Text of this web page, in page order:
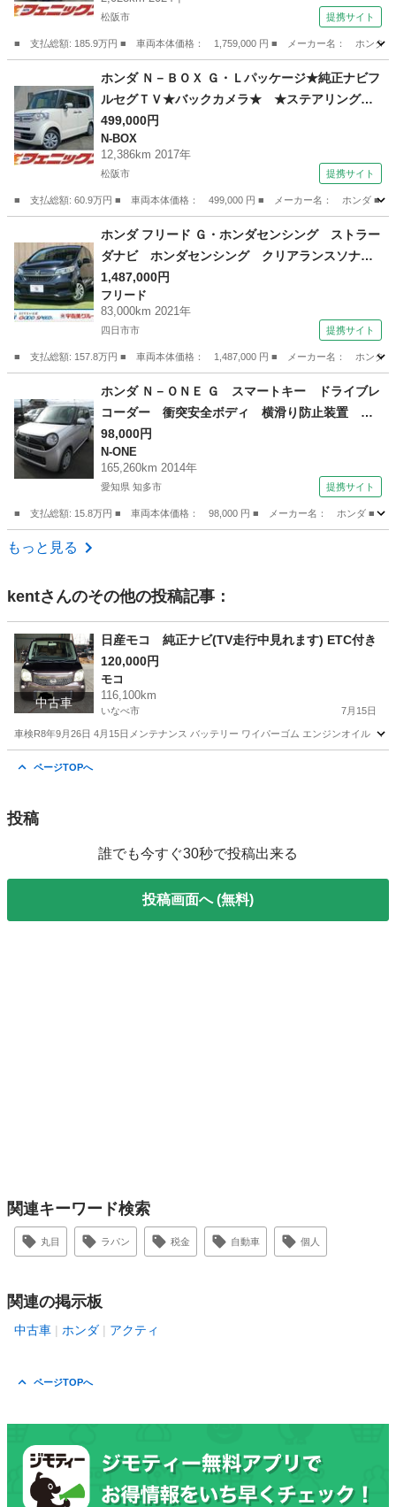
ーキ★車線逸脱警報★ステアリングリモコン★ス
マートキー★プッシュスタート★電格ミラー★
（検8.10）
松阪市 提携サイト
■ 支払総額: 185.9万円 ■ 車両本体価格： 1,759,000 円 ■ メーカー名： ホン
ホンダ
ホンダ Ｎ－ＢＯＸ Ｇ・Ｌパッケージ★純正ナビフ
ルセグＴＶ★バックカメラ★ ★ステアリングリ
モコン★バックカメラ★パワースライドドア★コ
ムテック前後ドラレコ★シートリフター★スマー
トキー★プッシュスタート★ライトレベライザー
★ＥＣＯＮ★チップアップシート★ビルトインＥ
ＴＣ★ （なし）
499,000円
N-BOX
12,386km 2017年
松阪市 提携サイト
■ 支払総額: 60.9万円 ■ 車両本体価格： 499,000 円 ■ メーカー名： ホンダ ■
N-BOX
ホンダ フリード Ｇ・ホンダセンシング ストラー
ダナビ ホンダセンシング クリアランスソナ
ー レーダークルーズコントロール レーンキー
プアシスト 両側電動スライドドア ＥＴＣ車載
器 ドライブレコーダー スマートキー プッシ
1,487,000円
フリード
83,000km 2021年
四日市市 提携サイト
■ 支払総額: 157.8万円 ■ 車両本体価格： 1,487,000 円 ■ メーカー名： ホンダ
フリード
ホンダ Ｎ－ＯＮＥ Ｇ スマートキー ドライブレ
コーダー 衝突安全ボディ 横滑り防止装置 ベ
ンチシート プライバシーガラス アイドリング
ストップ （車検整備付）
98,000円
N-ONE
165,260km 2014年
愛知県 知多市 提携サイト
■ 支払総額: 15.8万円 ■ 車両本体価格： 98,000 円 ■ メーカー名： ホンダ ■
愛知 知多市
もっと見る
kentさんのその他の投稿記事：
中古車
日産モコ 純正ナビ(TV走行中見れます) ETC付き
120,000円
モコ
116,100km
いなべ市 7月15日
車検R8年9月26日 4月15日メンテナンス バッテリー ワイパーゴム エンジンオイル
ページTOPへ
投稿
誰でも今すぐ30秒で投稿出来る
投稿画面へ (無料)
関連キーワード検索
丸目 ラパン 税金 自動車 個人
関連の掲示板
中古車 ホンダ アクティ
ページTOPへ